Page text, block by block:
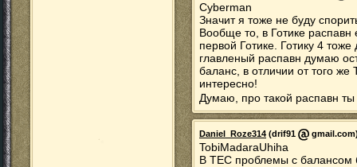
Cyberman
Значит я тоже не буду
Вообще то, в Готике распавн
первой Готике. Готику 4
главленый распавн думаю
баланс, в отличии от того
интересно!
Думаю, про такой распавн
Daniel_Roze314 (drif91
TobiMadaraUhiha
В ТЕС проблемы с балансом